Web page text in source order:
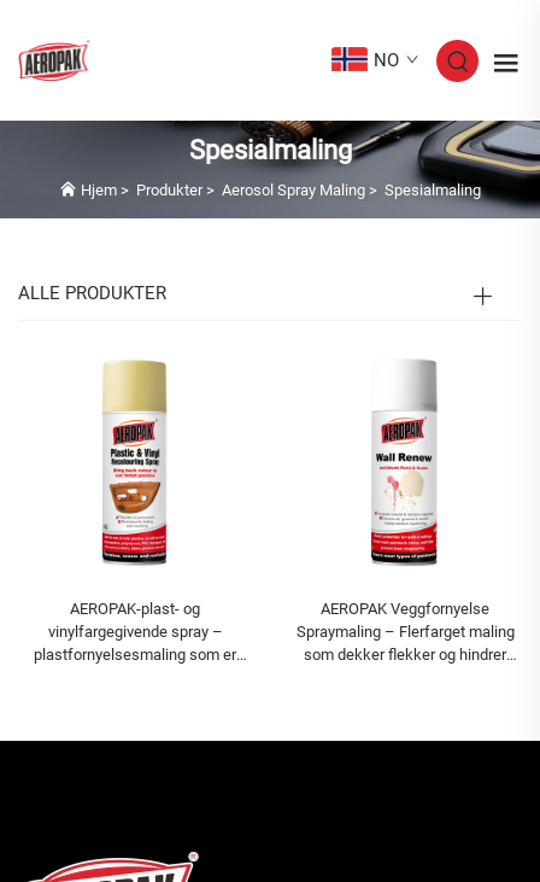
NO
Spesialmaling
Hjem > Produkter> Aerosol Spray Maling > Spesialmaling
ALLE PRODUKTER
AEROPAK-plast- og
vinylfargegivende spray –
plastfornyelsesmaling som er
AEROPAK Veggfornyelse
Spraymaling – Flerfarget maling
som dekker flekker og hindrer